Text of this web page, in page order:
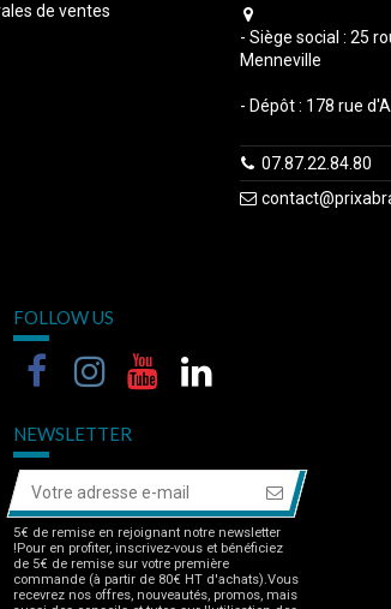
de ventes
- Siège social : 25
Menneville
- Dépôt : 178 rue
07.87.22.84.80
FOLLOW US
NEWSLETTER
5€ de remise en rejoignant notre newsletter
!Pour en profiter, inscrivez-vous et bénéficiez
de 5€ de remise sur votre première
commande (à partir de 80€ HT d'achats).Vous
recevrez nos offres, nouveautés, promos, mais